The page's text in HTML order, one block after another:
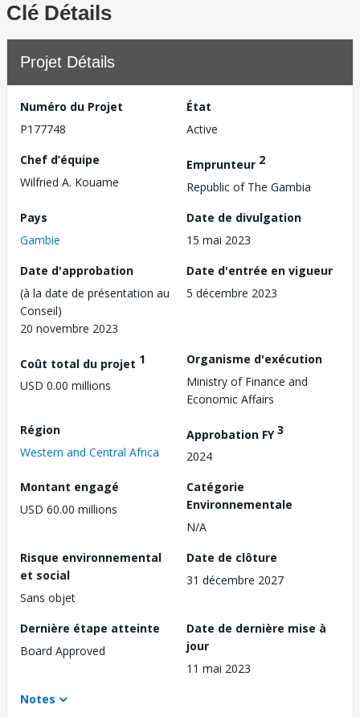
Clé Détails
Projet Détails
Numéro du Projet
P177748
État
Active
Chef d’équipe
Wilfried A. Kouame
Emprunteur 2
Republic of The Gambia
Pays
Gambie
Date de divulgation
15 mai 2023
Date d'approbation
(à la date de présentation au
Conseil)
20 novembre 2023
Date d'entrée en vigueur
5 décembre 2023
Coût total du projet 1
USD 0.00 millions
Organisme d'exécution
Ministry of Finance and
Economic Affairs
Région
Western and Central Africa
Approbation FY3
2024
Montant engagé
USD 60.00 millions
Catégorie
Environnementale
N/A
Risque environnemental
et social
Sans objet
Date de clôture
31 décembre 2027
Dernière étape atteinte
Board Approved
Date de dernière mise à
jour
11 mai 2023
Notes